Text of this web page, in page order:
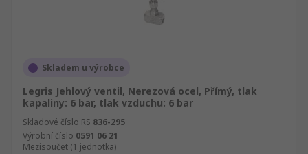
Skladem u výrobce
Legris Jehlový ventil, Nerezová ocel, Přímý, tlak
kapaliny: 6 bar, tlak vzduchu: 6 bar
Skladové číslo RS 836-295
Výrobní číslo 0591 06 21
Mezisoučet (1 jednotka)